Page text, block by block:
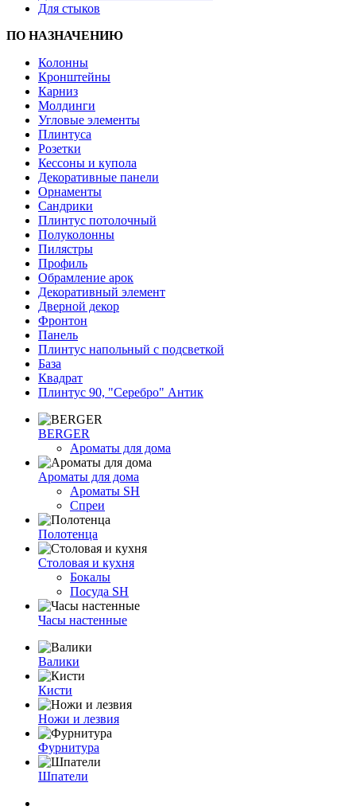
Для стыков
ПО НАЗНАЧЕНИЮ
Колонны
Кронштейны
Карниз
Молдинги
Угловые элементы
Плинтуса
Розетки
Кессоны и купола
Декоративные панели
Орнаменты
Сандрики
Плинтус потолочный
Полуколонны
Пилястры
Профиль
Обрамление арок
Декоративный элемент
Дверной декор
Фронтон
Панель
Плинтус напольный с подсветкой
База
Квадрат
Плинтус 90, "Серебро" Антик
BERGER
Ароматы для дома
Ароматы для дома
Ароматы SH
Спреи
Полотенца
Столовая и кухня
Бокалы
Посуда SH
Часы настенные
Валики
Кисти
Ножи и лезвия
Фурнитура
Шпатели